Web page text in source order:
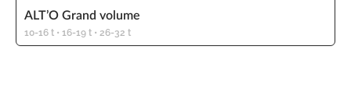
ALT’O Grand volume
10-16 t • 16-19 t • 26-32 t